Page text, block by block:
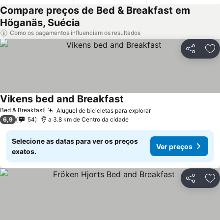
Compare preços de Bed & Breakfast em
Höganäs, Suécia
Como os pagamentos influenciam os resultados
Partilhar
Bed & Breakfast Aluguel de bicicletas para explorarVer preços
Vikens bed and Breakfast
6,9 54 a 3.8 km de Centro da cidade
Selecione as datas para ver os preços
exatos.
Ver preços
Partilhar